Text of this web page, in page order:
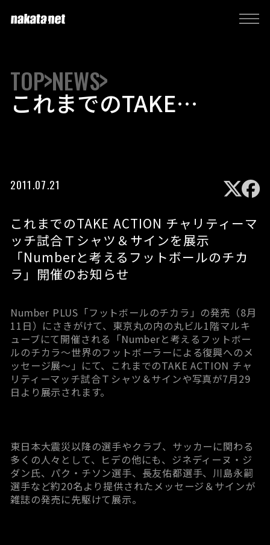
TOP NEWS
これまでのTAKE
ACTION チャリティーマ
えるフットボールのチカ
ラ」開催のお知らせ
2011.07.21
これまでのTAKE ACTION チャリティーマ
ッチ試合Ｔシャツ＆サインを展示
「Numberと考えるフットボールのチカ
ラ」開催のお知らせ
Number PLUS「フットボールのチカラ」の発売（8月
11日）にさきがけて、東京丸の内の丸ビル1階マルキ
ューブにて開催される「Numberと考えるフットボー
ルのチカラ～世界のフットボーラーによる復興へのメ
ッセージ展～」にて、これまでのTAKE ACTION チャ
リティーマッチ試合Ｔシャツ＆サインや写真が7月29
日より展示されます。
東日本大震災以降の選手やクラブ、サッカーに関わる
多くの人々として、ヒデの他にも、ジネディーヌ・ジ
ダン氏、パク・チソン選手、長友佑都選手、川島永嗣
選手など約20名より提供されたメッセージ＆サインが
雑誌の発売に先駆けて展示。